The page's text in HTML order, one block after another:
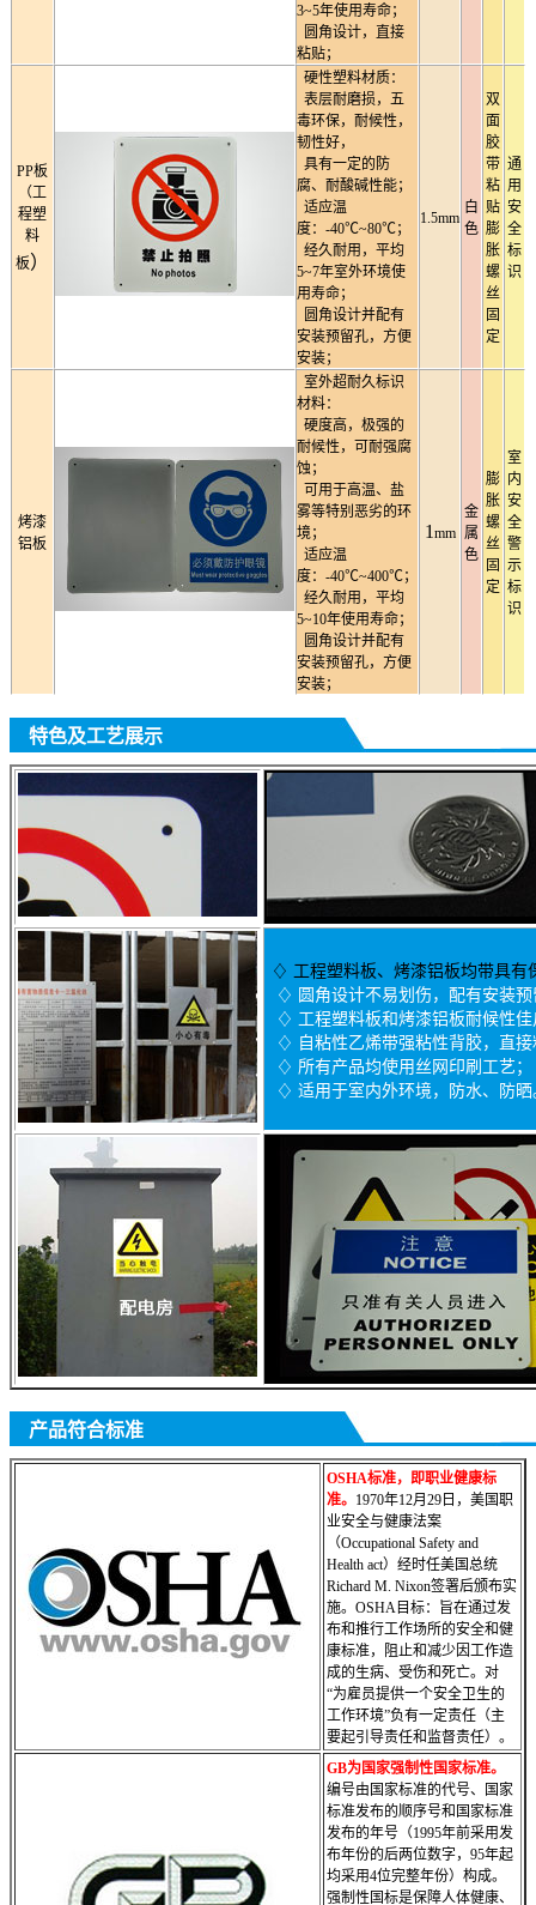
3~5年使用寿命；
圆角设计，直接
粘贴；
PP板
（工
程塑
料
板）
硬性塑料材质：
表层耐磨损，五
毒环保，耐候性，
韧性好，
具有一定的防
腐、耐酸碱性能；
适应温
度：-40℃~80℃；
经久耐用，平均
5~7年室外环境使
用寿命；
圆角设计并配有
安装预留孔，方便
安装；
1.5mm
白
色
双
面
胶
带
粘
贴
膨
胀
螺
丝
固
定
通
用
安
全
标
识
烤漆
铝板
室外超耐久标识
材料：
硬度高，极强的
耐候性，可耐强腐
蚀；
可用于高温、盐
雾等特别恶劣的环
境；
适应温
度：-40℃~400℃；
经久耐用，平均
5~10年使用寿命；
圆角设计并配有
安装预留孔，方便
安装；
1 mm
金
属
色
膨
胀
螺
丝
固
定
室
内
安
全
警
示
标
识
特色及工艺展示
♢ 工程塑料板、烤漆铝板均带具有
♢ 圆角设计不易划伤，配有安装预
♢ 工程塑料板和烤漆铝板耐候性佳
♢ 自粘性乙烯带强粘性背胶，直接
♢ 所有产品均使用丝网印刷工艺；
♢ 适用于室内外环境，防水、防晒
产品符合标准
OSHA标准，即职业健康标
准。 1970年12月29日，美国职
业安全与健康法案
（Occupational Safety and
Health act）经时任美国总统
Richard M. Nixon签署后颁布实
施。OSHA目标：旨在通过发
布和推行工作场所的安全和健
康标准，阻止和减少因工作造
成的生病、受伤和死亡。对
“为雇员提供一个安全卫生的
工作环境”负有一定责任（主
要起引导责任和监督责任）。
GB为国家强制性国家标准。
编号由国家标准的代号、国家
标准发布的顺序号和国家标准
发布的年号（1995年前采用发
布年份的后两位数字，95年起
均采用4位完整年份）构成。
强制性国标是保障人体健康、